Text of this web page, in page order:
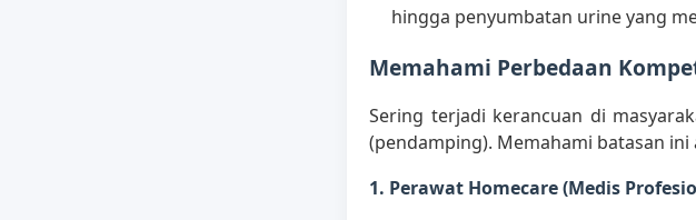
hingga penyumbatan urine yang
Memahami Perbedaan
Sering terjadi kerancuan di
(pendamping). Memahami batasan
1. Perawat Homecare (Medis